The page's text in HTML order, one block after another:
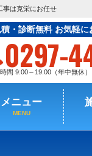
事は克栄にお任せ
積・診断無料 お気軽
0297-
間 9:00～19:00（年中無休）
メニュー
MENU